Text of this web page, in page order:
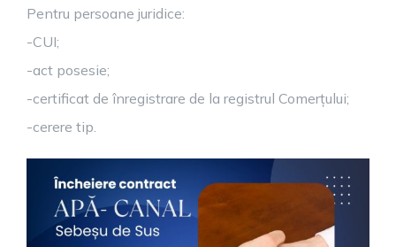
Pentru persoane juridice:
-CUI;
-act posesie;
-certificat de înregistrare de la registrul Comerțului;
-cerere tip.